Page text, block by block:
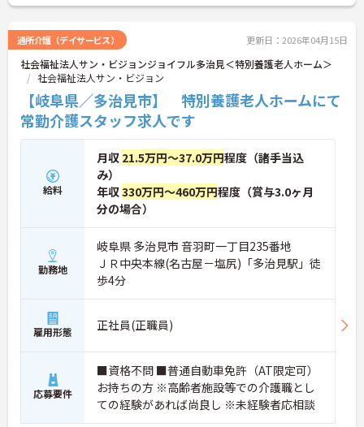
通所介護（デイサービス） 更新日：2026年04月15日
社会福祉法人サン・ビジョンジョイフル多治見＜特別養護老人ホーム＞
社会福祉法人サン・ビジョン
【岐阜県／多治見市】 特別養護老人ホームにて
常勤介護スタッフ求人です
給料
月収 21.5万円～37.0万円程度（諸手当込
み）
年収330万円～460万円程度（賞与3.0ヶ月
分の場合）
勤務地
岐阜県 多治見市 音羽町一丁目235番地
ＪＲ中央本線(名古屋－塩尻)「多治見駅」徒
歩4分
雇用形態 正社員(正職員)
応募要件
■資格不問 ■普通自動車免許（AT限定可）
お持ちの方 ※高齢者施設等での介護職とし
ての経験があれば尚良し ※未経験者応相談